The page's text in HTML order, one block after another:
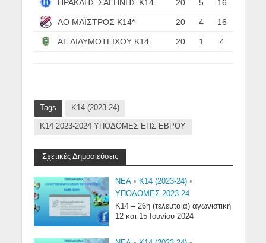
ΗΡΑΚΛΗΣ ΣΑΓΗΝΗΣ Κ14 20 5 16
ΑΟ ΜΑΪΣΤΡΟΣ Κ14* 20 4 16
ΑΕ ΔΙΔΥΜΟΤΕΙΧΟΥ Κ14 20 1 4
Tags Κ14 (2023-24)
Κ14 2023-2024 ΥΠΟΔΟΜΕΣ ΕΠΣ ΕΒΡΟΥ
Σχετικές Δημοσιεύσεις
NEA • Κ14 (2023-24) •
ΥΠΟΔΟΜΕΣ 2023-24
Κ14 – 26η (τελευταία) αγωνιστική
12 και 15 Ιουνίου 2024